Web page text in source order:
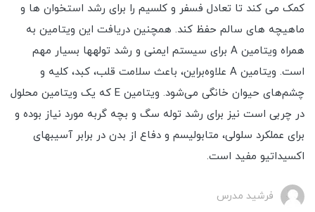
کمک می کند تا تعادل فسفر و کلسیم را برای رشد استخوان ها و
ماهیچه های سالم حفظ کند. همچنین دریافت این ویتامین به
همراه ویتامین A برای سیستم ایمنی و رشد توله­ها بسیار مهم
است. ویتامین A علاوه‌براین، باعث سلامت قلب، کبد، کلیه و
چشم‌های حیوان خانگی می‌شود. ویتامین E که یک ویتامین محلول
در چربی است نیز برای رشد توله سگ و بچه گربه مورد نیاز بوده و
برای عملکرد سلولی، متابولیسم و دفاع از بدن در برابر آسیب­های
اکسیداتیو مفید است.
فرشید مدرس